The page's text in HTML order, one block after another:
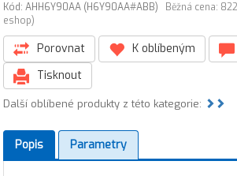
Kód: AHH6Y90AA (H6Y90AA#ABB)
Běžná cena:
eshop)
Porovnat K oblíbeným
Tisknout
Další oblíbené produkty z této kategorie:
Popis Parametry